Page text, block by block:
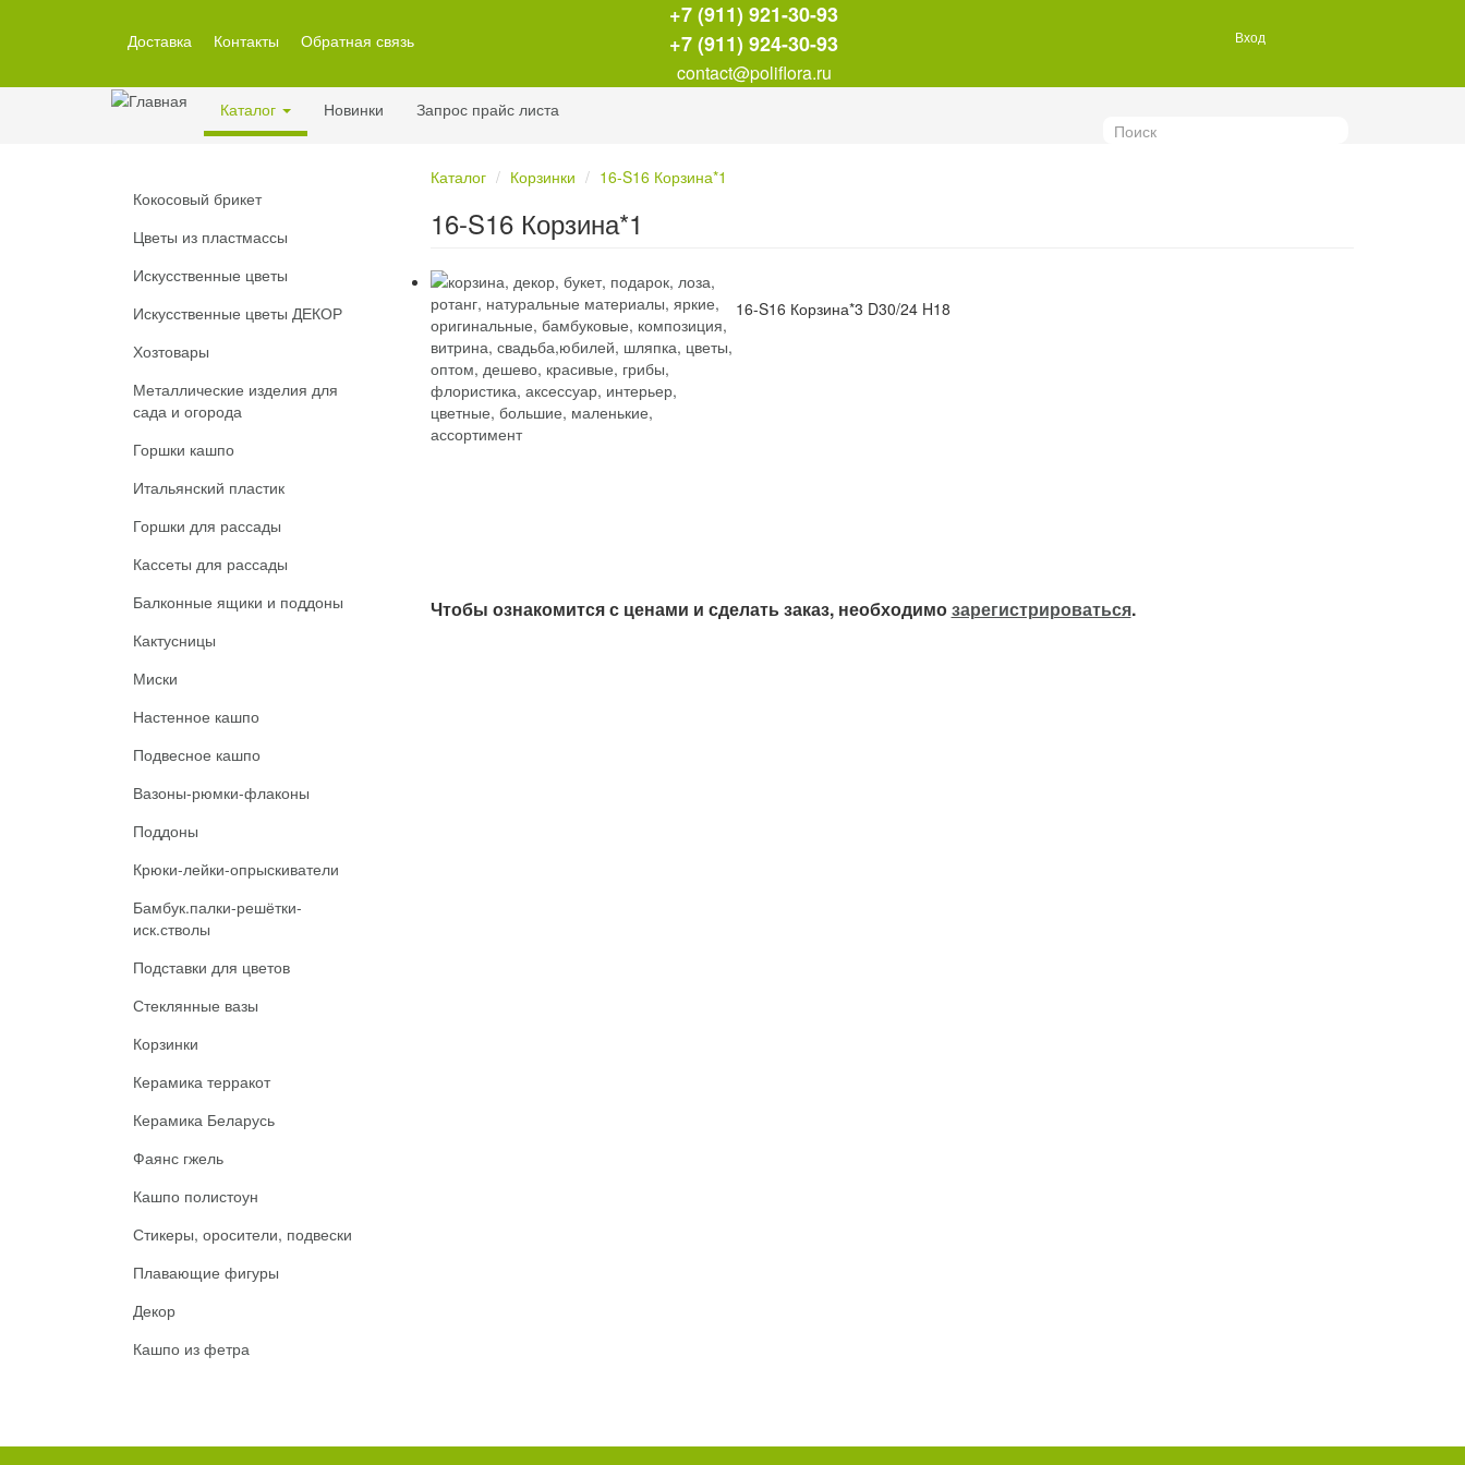
Доставка Контакты Обратная связь
+7 (911) 921-30-93
+7 (911) 924-30-93
contact@poliflora.ru
Вход
Каталог Новинки Запрос прайс листа
Кокосовый брикет
Цветы из пластмассы
Искусственные цветы
Искусственные цветы ДЕКОР
Хозтовары
Металлические изделия для
сада и огорода
Горшки кашпо
Итальянский пластик
Горшки для рассады
Кассеты для рассады
Балконные ящики и поддоны
Кактусницы
Миски
Настенное кашпо
Подвесное кашпо
Вазоны-рюмки-флаконы
Поддоны
Крюки-лейки-опрыскиватели
Бамбук.палки-решётки-
иск.стволы
Подставки для цветов
Стеклянные вазы
Корзинки
Керамика терракот
Керамика Беларусь
Фаянс гжель
Кашпо полистоун
Стикеры, оросители, подвески
Плавающие фигуры
Декор
Кашпо из фетра
Каталог Корзинки 16-S16 Корзина*1
16-S16 Корзина*1
16-S16 Корзина*3 D30/24 H18
Чтобы ознакомится с ценами и сделать заказ, необходимозарегистрироваться.